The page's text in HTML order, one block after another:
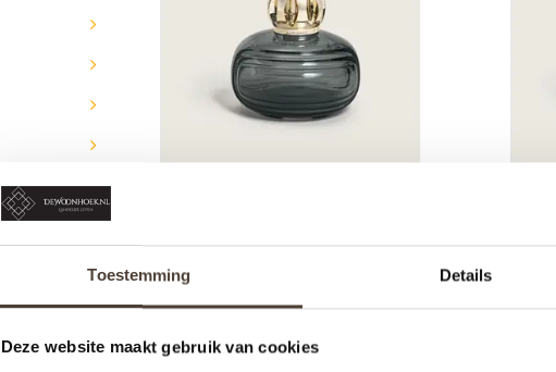
Toestemming Details
Deze website maakt gebruik van cookies
- ENIGMA GRIS MOUSSE